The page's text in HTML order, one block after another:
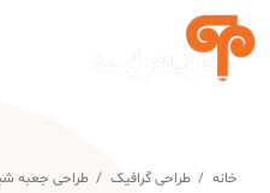
خانه / طراحی گرافیک / طراحی جعبه